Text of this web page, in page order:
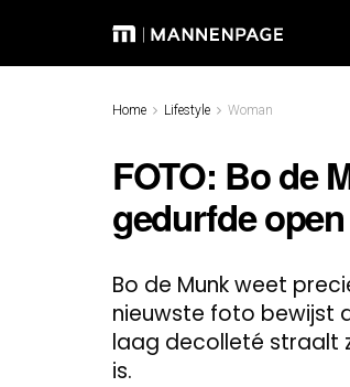
Home Lifestyle Woman
FOTO: Bo de
gedurfde
Bo de Munk weet
nieuwste foto bewijst
laag decolleté straalt
is.